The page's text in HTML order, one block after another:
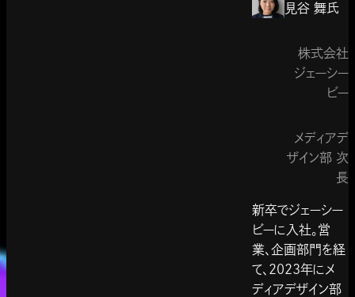
見谷 舞氏
株式会社
ジェーシー
ビー
メディアデ
ザイン部 次
長
新卒でジェーシー
ビーに入社。営
業、企画部門を経
て、2023年にメ
ディアデザイン部